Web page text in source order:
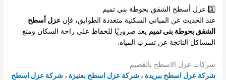
3️⃣ عزل أسطح الشقق بحوطة بني تميم
عند الحديث عن المباني السكنية متعددة الطوابق، فإنعزل أسطح
الشقق بحوطة بني تميم يعد ضروريًا للحفاظ على راحة السكان ومنع
المشاكل الناتجة عن تسرب المياه.
شركات عزل الاسطح بالقصيم
شركة عزل اسطح ببريدة ،شركة عزل اسطح بعنيزة ، شركة عزل اسطح